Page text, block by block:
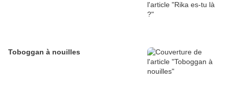
Toboggan à nouilles